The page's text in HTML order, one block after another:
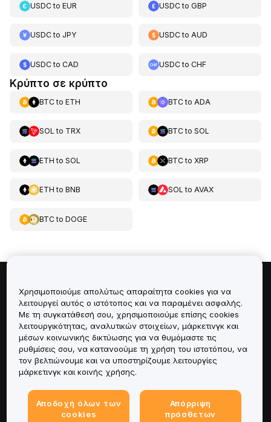
USDCto EUR USDCtoGBP
USDCto JPY USDCtoAUD
USDCto CAD USDCtoCHF
Κρύπτο σε κρύπτο
BTCto ETH BTCto ADA
SOL to TRX BTCto SOL
ETH to SOL BTCto XRP
ETH to BNB SOL to AVAX
BTCto DOGE
Πληροφορίες για
Υπηρεσίες
Υποστήριξη
Προϊόντα
Νομικά
Χρησιμοποιούμε απολύτως απαραίτητα cookies για να
λειτουργεί αυτός ο ιστότοπος και να παραμένει ασφαλής.
Με τη συγκατάθεσή σου, χρησιμοποιούμε επίσης cookies
λειτουργικότητας, αναλυτικών στοιχείων, μάρκετινγκ και
μέσων κοινωνικής δικτύωσης για να θυμόμαστε τις
ρυθμίσεις σου, να κατανοούμε τη χρήση του ιστοτόπου, να
τον βελτιώνουμε και να υποστηρίζουμε λειτουργίες
μάρκετινγκ και κοινής χρήσης.
Αποδοχή όλων των
cookies
Απόρριψη
πρόσθετων